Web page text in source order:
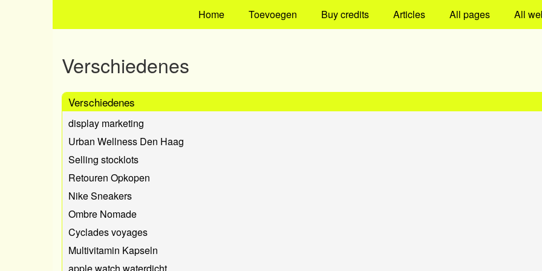
Home Toevoegen Buy credits Articles All pages All
Verschiedenes
Verschiedenes
display marketing
Urban Wellness Den Haag
Selling stocklots
Retouren Opkopen
Nike Sneakers
Ombre Nomade
Cyclades voyages
Multivitamin Kapseln
apple watch waterdicht